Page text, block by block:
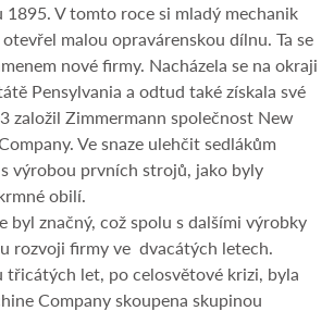
V tomto roce si mladý mechanik
malou opravárenskou dílnu. Ta se
nové firmy. Nacházela se na okraji
Pensylvania a odtud také získala své
založil Zimmermann společnost New
Ve snaze ulehčit sedlákům
výrobou prvních strojů, jako byly
obilí.
byl značný, což spolu s dalšími výrobky
rozvoji firmy ve dvacátých letech.
třicátých let, po celosvětové krizi, byla
Company skoupena skupinou